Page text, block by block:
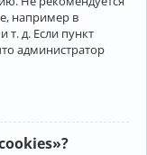
например в
т. д. Если пункт
администратор